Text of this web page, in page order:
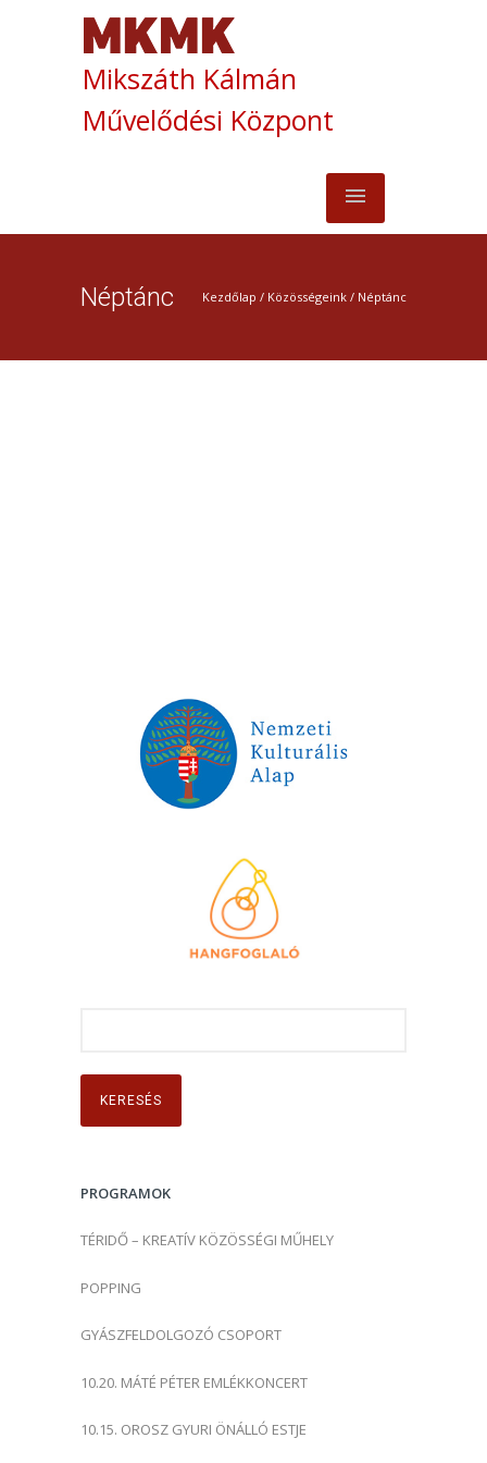
Mikszáth Kálmán
Művelődési Központ
Néptánc Kezdőlap / Közösségeink / Néptánc
r
s
:PROGRAMOK
TÉRIDŐ – KREATÍV KÖZÖSSÉGI MŰHELY
POPPING
GYÁSZFELDOLGOZÓ CSOPORT
10.20. MÁTÉ PÉTER EMLÉKKONCERT
10.15. OROSZ GYURI ÖNÁLLÓ ESTJE